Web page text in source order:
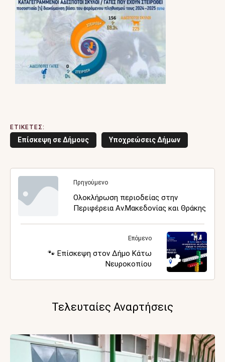
ΕΤΙΚΕΤΕΣ:
Επίσκεψη σε Δήμους Υποχρεώσεις Δήμων
Πρηγούμενο
Ολοκλήρωση περιοδείας στην
Περιφέρεια Αν.Μακεδονίας και Θράκης
Επόμενο
🐾 Επίσκεψη στον Δήμο Κάτω
Νευροκοπίου
Τελευταίες Αναρτήσεις